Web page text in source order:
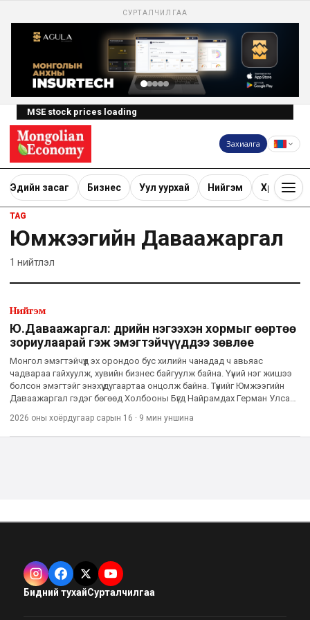
СУРТАЛЧИЛГАА
MSE stock prices loading
Захиалга
Эдийн засаг Бизнес Уул уурхай Нийгэм Хөрөнгө
TAG
Юмжээгийн Даваажаргал
1 нийтлэл
Нийгэм
Ю.Даваажаргал: Өдрийн нэгээхэн хормыг өөртөө
зориулаарай гэж эмэгтэйчүүддээ зөвлөе
Монгол эмэгтэйчүүд эх орондоо бус хилийн чанадад ч авьяас
чадвараа гайхуулж, хувийн бизнес байгуулж байна. Үүний нэг жишээ
болсон эмэгтэйг энэхүү дугаартаа онцолж байна. Түүнийг Юмжээгийн
Даваажаргал гэдэг бөгөөд Холбооны Бүгд Найрамдах Герман Улсад
2026 оны хоёрдугаар сарын 16 · 9 мин уншина
Бидний тухайСурталчилгаа